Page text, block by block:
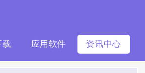
载 应用软件 资讯中心